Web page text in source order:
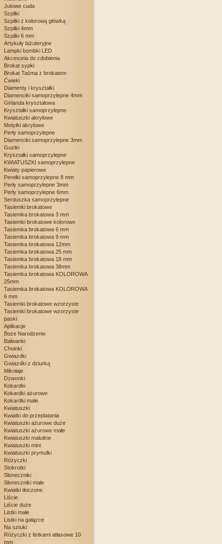
Jutowe cuda
Szpilki
Szpilki z kolorową główką
Szpilki 4mm
Szpilki 6 mm
Artykuły biżuteryjne
Lampki bombki LED
Akcesoria do zdobienia
Brokat sypki
Brokat Taśma z brokatem
Ćwieki
Diamenty i kryształki
Diamenciki samoprzylepne 4mm
Girlanda kryształowa
Kryształki samoprzylepne
Kwiatuszki akrylowe
Motylki akrylowe
Perły samoprzylepne
Diamenciki samoprzylepne 3mm
Guziki
Kryształki samoprzylepne
KWIATUSZKI samoprzylepne
Kwiaty papierowe
Perełki samoprzylepne 8 mm
Perły samoprzylepne 3mm
Perły samoprzylepne 6mm
Serduszka samoprzylepne
Tasiemki brokatowe
Tasiemka brokatowa 3 mm
Tasiemki brokatowe kolorowe
Tasiemka brokatowa 6 mm
Tasiemka brokatowa 9 mm
Tasiemka brokatowa 12mm
Tasiemka brokatowa 25 mm
Tasiemka brokatowa 18 mm
Tasiemka brokatowa 38mm
Tasiemka brokatowa KOLOROWA
25mm
Tasiemka brokatowa KOLOROWA
6 mm
Tasiemki brokatowe wzorzyste
Tasiemki brokatowe wzorzyste
paski
Aplikacje
Boże Narodzenie
Bałwanki
Choinki
Gwiazdki
Gwiazdki z dziurką
Mikołaje
Dzwonki
Kokardki
Kokardki ażurowe
Kokardki małe
Kwiatuszki
Kwiatki do przeplatania
Kwiatuszki ażurowe duże
Kwiatuszki ażurowe małe
Kwiatuszki malutkie
Kwiatuszki mini
Kwiatuszki prymulki
Różyczki
Stokrotki
Słoneczniki
Słoneczniki małe
Kwiatki tłoczone
Liście
Liście duże
Listki małe
Listki na gałązce
Na sztuki
Różyczki z listkami atłasowe 10
mm